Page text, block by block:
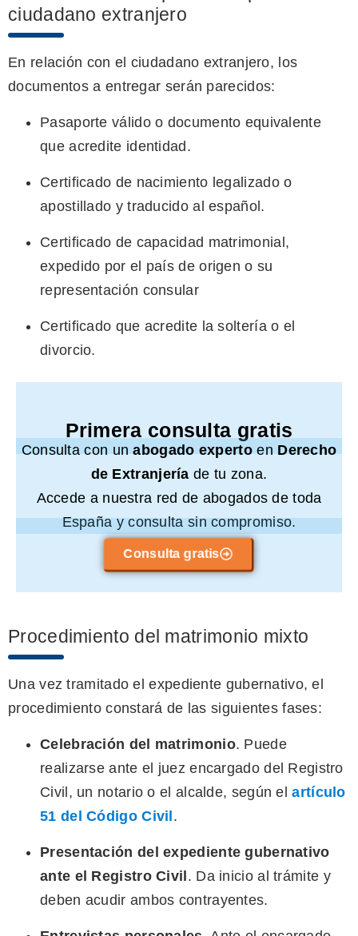
ciudadano extranjero
En relación con el ciudadano extranjero, los
documentos a entregar serán parecidos:
Pasaporte válido o documento equivalente
que acredite identidad.
Certificado de nacimiento legalizado o
apostillado y traducido al español.
Certificado de capacidad matrimonial,
expedido por el país de origen o su
representación consular
Certificado que acredite la soltería o el
divorcio.
Primera consulta gratis
Consulta con unabogado expertoenDerecho
de Extranjeríade tu zona.
Accede a nuestra red de abogados de toda
España y consulta sin compromiso.
Consulta gratis
Procedimiento del matrimonio mixto
Una vez tramitado el expediente gubernativo, el
procedimiento constará de las siguientes fases:
Celebración del matrimonio. Puede
realizarse ante el juez encargado del Registro
Civil, un notario o el alcalde, según elartículo
51 del Código Civil .
Presentación del expediente gubernativo
ante el Registro Civil . Da inicio al trámite y
deben acudir ambos contrayentes.